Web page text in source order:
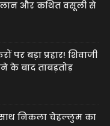
और कथित वसूली से
पर बड़ा प्रहार! शिवाजी
के बाद ताबड़तोड़
निकला चेहल्लुम का